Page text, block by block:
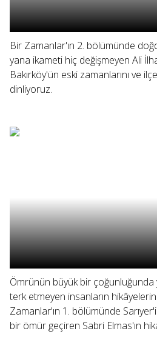
Bir Zamanlar'ın 2. bölümünde
yana ikameti hiç değişmeyen Ali
Bakırköy'ün eski zamanlarını ve
dinliyoruz.
Ömrünün büyük bir çoğunluğunda
terk etmeyen insanların
Zamanlar'ın 1. bölümünde
bir ömür geçiren Sabri Elmas'ın